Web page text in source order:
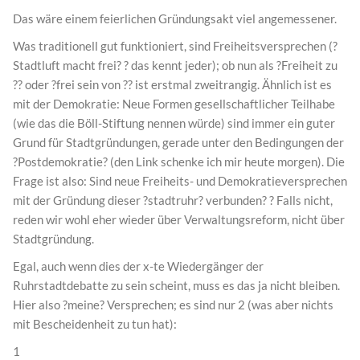
Das wäre einem feierlichen Gründungsakt viel angemessener.
Was traditionell gut funktioniert, sind Freiheitsversprechen (?
Stadtluft macht frei? ? das kennt jeder); ob nun als ?Freiheit zu
?? oder ?frei sein von ?? ist erstmal zweitrangig. Ähnlich ist es
mit der Demokratie: Neue Formen gesellschaftlicher Teilhabe
(wie das die Böll-Stiftung nennen würde) sind immer ein guter
Grund für Stadtgründungen, gerade unter den Bedingungen der
?Postdemokratie? (den Link schenke ich mir heute morgen). Die
Frage ist also: Sind neue Freiheits- und Demokratieversprechen
mit der Gründung dieser ?stadtruhr? verbunden? ? Falls nicht,
reden wir wohl eher wieder über Verwaltungsreform, nicht über
Stadtgründung.
Egal, auch wenn dies der x-te Wiedergänger der
Ruhrstadtdebatte zu sein scheint, muss es das ja nicht bleiben.
Hier also ?meine? Versprechen; es sind nur 2 (was aber nichts
mit Bescheidenheit zu tun hat):
1